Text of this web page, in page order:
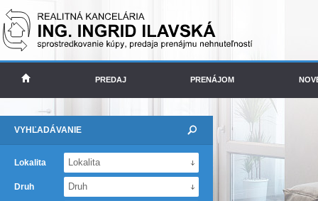
PREDAJ PRENÁJOM
VYHĽADÁVANIE
Lokalita Lokalita
Druh Druh